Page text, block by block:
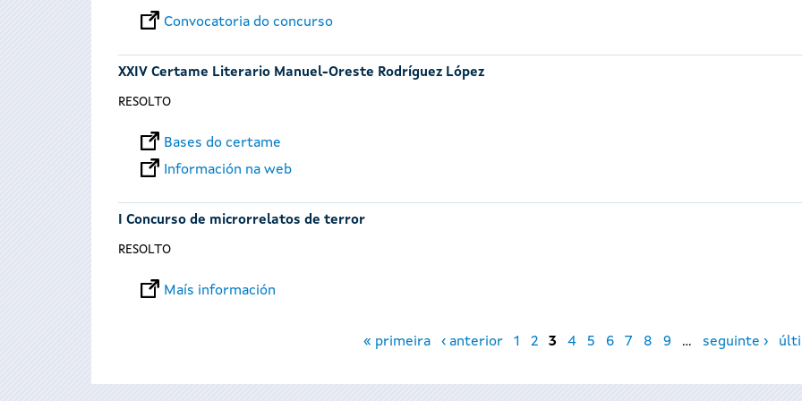
Convocatoria do concurso
XXIV Certame Literario Manuel-Oreste Rodríguez López
RESOLTO
Bases do certame
Información na web
I Concurso de microrrelatos de terror
RESOLTO
Maís información
« primeira ‹ anterior 1 2 3 4 5 6 7 8 9 … seguinte ›